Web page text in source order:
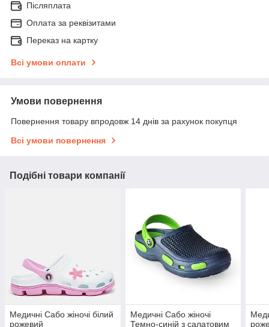
Післяплата
Оплата за реквізитами
Переказ на картку
Всі умови оплати
Умови повернення
Повернення товару впродовж 14 днів за рахунок покупця
Всі умови повернення
Подібні товари компанії
Медичні Сабо жіночі білий
рожевий
Медичні Сабо жіночі
Темно-синій з салатовим